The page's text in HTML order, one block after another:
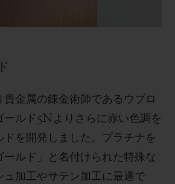
金属の錬金術師であるウブロ
ールド 5N よりさらに赤い色調を
を開発しました。プラチナを
ールド」と名付けられた特殊な
ュ加工やサテン加工に最適で